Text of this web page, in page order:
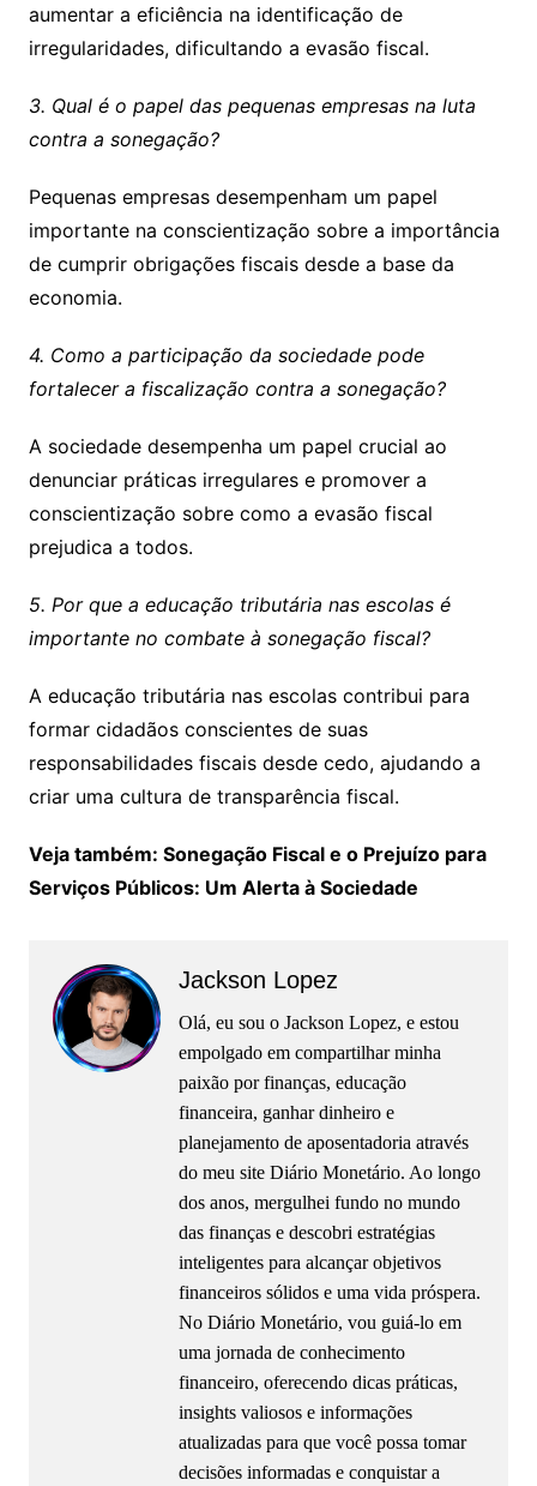
aumentar a eficiência na identificação de
irregularidades, dificultando a evasão fiscal.
3. Qual é o papel das pequenas empresas na luta
contra a sonegação?
Pequenas empresas desempenham um papel
importante na conscientização sobre a importância
de cumprir obrigações fiscais desde a base da
economia.
4. Como a participação da sociedade pode
fortalecer a fiscalização contra a sonegação?
A sociedade desempenha um papel crucial ao
denunciar práticas irregulares e promover a
conscientização sobre como a evasão fiscal
prejudica a todos.
5. Por que a educação tributária nas escolas é
importante no combate à sonegação fiscal?
A educação tributária nas escolas contribui para
formar cidadãos conscientes de suas
responsabilidades fiscais desde cedo, ajudando a
criar uma cultura de transparência fiscal.
Veja também: Sonegação Fiscal e o Prejuízo para
Serviços Públicos: Um Alerta à Sociedade
Jackson Lopez
Olá, eu sou o Jackson Lopez, e estou
empolgado em compartilhar minha
paixão por finanças, educação
financeira, ganhar dinheiro e
planejamento de aposentadoria através
do meu site Diário Monetário. Ao longo
dos anos, mergulhei fundo no mundo
das finanças e descobri estratégias
inteligentes para alcançar objetivos
financeiros sólidos e uma vida próspera.
No Diário Monetário, vou guiá-lo em
uma jornada de conhecimento
financeiro, oferecendo dicas práticas,
insights valiosos e informações
atualizadas para que você possa tomar
decisões informadas e conquistar a